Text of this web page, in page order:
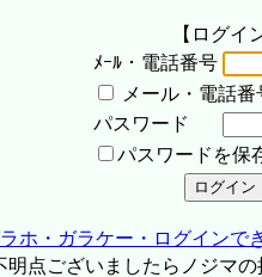
【ログイ
ﾒｰﾙ・電話番号
メール・電話
パスワード
パスワードを保
ホ・ガラケー・ログインで
点ございましたらノジマの